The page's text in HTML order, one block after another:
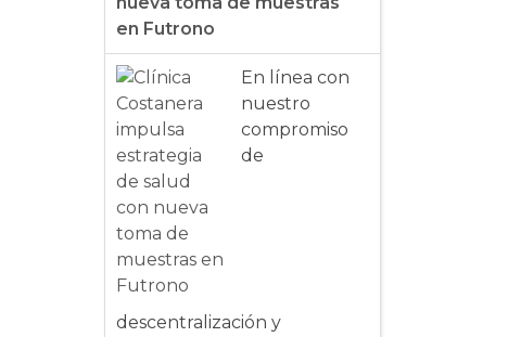
en Futrono
En línea con
nuestro
compromiso
de
descentralización y